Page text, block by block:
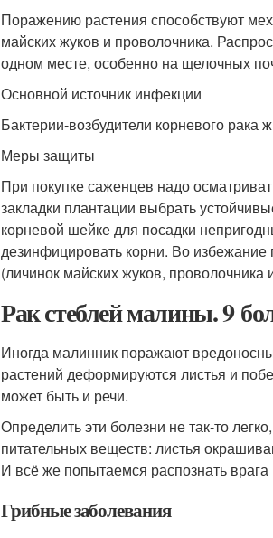
Поражению растения способствуют
майских жуков и проволочника.
одном месте, особенно на щелочных
Основной источник инфекции
Бактерии-возбудители корневого рака
Меры защиты
При покупке саженцев надо
закладки плантации выбрать
корневой шейке для посадки
дезинфицировать корни. Во
(личинок майских жуков, проволочника
Рак стеблей малины. 9
Иногда малинник поражают
растений деформируются листья и
может быть и речи.
Определить эти болезни не так-то
питательных веществ: листья
И всё же попытаемся распознать
Грибные заболевания